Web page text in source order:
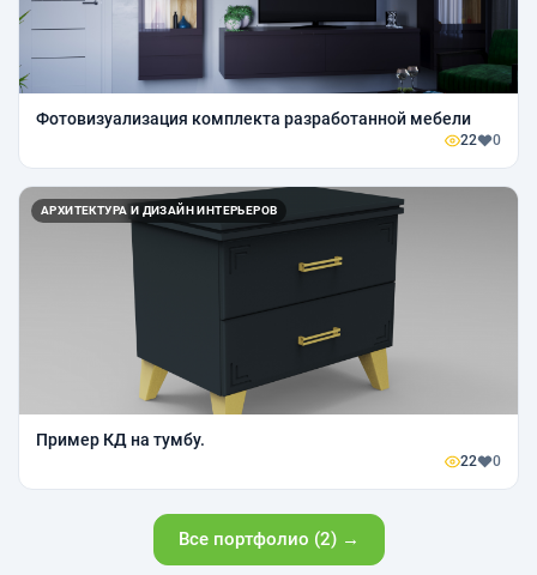
Фотовизуализация комплекта разработанной мебели
22 0
АРХИТЕКТУРА И ДИЗАЙН ИНТЕРЬЕРОВ
Пример КД на тумбу.
22 0
Все портфолио (2) →